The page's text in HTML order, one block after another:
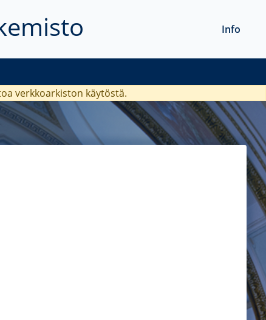
Info
verkkoarkiston käytöstä.